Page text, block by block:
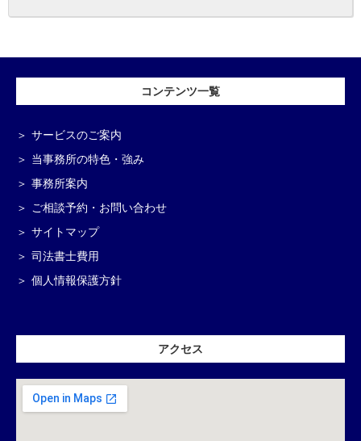
コンテンツ一覧
サービスのご案内
当事務所の特色・強み
事務所案内
ご相談予約・お問い合わせ
サイトマップ
司法書士費用
個人情報保護方針
アクセス